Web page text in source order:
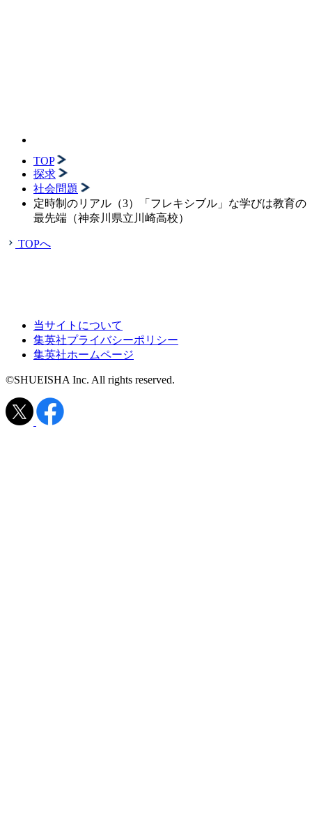
TOP
探求
社会問題
定時制のリアル（3）「フレキシブル」な学びは教育の
最先端（神奈川県立川崎高校）
TOPへ
当サイトについて
集英社プライバシーポリシー
集英社ホームページ
©SHUEISHA Inc. All rights reserved.